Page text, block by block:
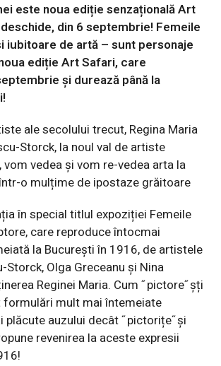
este noua ediție senzațională Art
din 6 septembrie! Femeile
iubitoare de artă – sunt personaje
ediție Art Safari, care
și durează până la
ale secolului trecut, Regina Maria
Storck, la noul val de artiste
vedea și vom re-vedea arta la
o mulțime de ipostaze grăitoare
în special titlul expoziției Femeile
care reproduce întocmai
la București în 1916, de artistele
Storck, Olga Greceanu şi Nina
Reginei Maria. Cum ˝pictore˝șți
mult mai întemeiate
plăcute auzului decât ˝pictorițe˝și
revenirea la aceste expresii